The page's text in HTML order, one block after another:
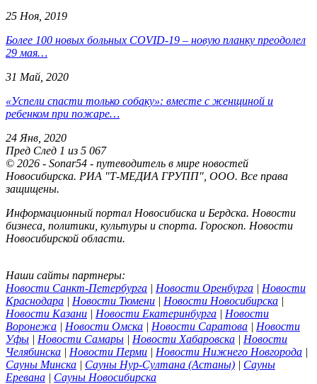
25 Ноя, 2019
Более 100 новых больных COVID-19 – новую планку преодолел
29 мая…
31 Май, 2020
«Успели спасти только собаку»: вместе с женщиной и
ребенком при пожаре…
24 Янв, 2020
Пред След 1 из 5 067
© 2026 - Sonar54 - путеводитель в мире новостей
Новосибирска. РИА "Т-МЕДИА ГРУПП", ООО. Все права
защищены.
Информационный портал Новосибиска и Бердска. Новости
бизнеса, политики, культуры и спорта. Гороскоп. Новости
Новосибирской области.
Наши сайты партнеры:
Новости Санкт-Петербурга | Новости Оренбурга | Новости
Краснодара | Новости Тюмени | Новости Новосибирска |
Новости Казани | Новости Екатеринбурга | Новости
Воронежа | Новости Омска | Новости Саратова | Новости
Уфы | Новости Самары | Новости Хабаровска | Новости
Челябинска | Новости Перми | Новости Нижнего Новгорода |
Сауны Минска | Сауны Нур-Султана (Астаны) | Сауны
Еревана | Сауны Новосибирска